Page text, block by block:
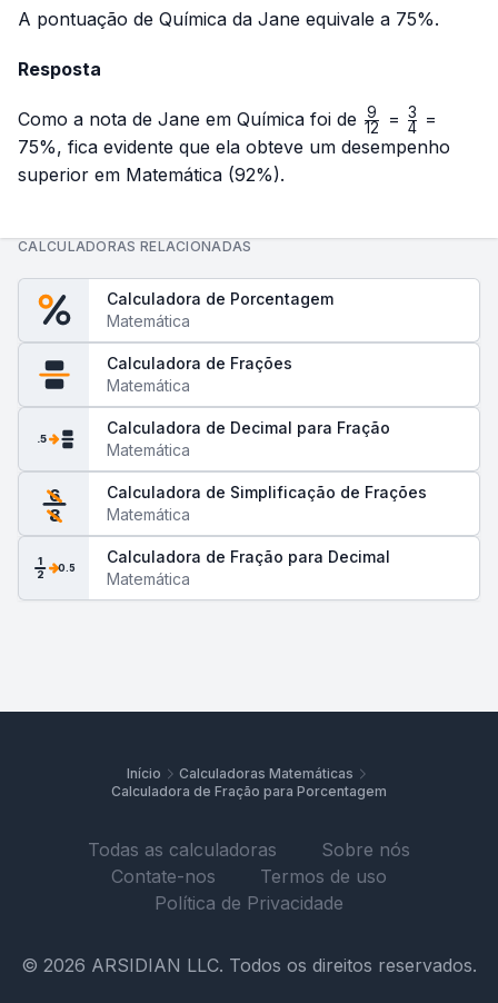
A pontuação de Química da Jane equivale a 75%.
Resposta
Como a nota de Jane em Química foi de \frac{9}
{12}
12
9 = \frac{3}
{4}
4
3
=
75%, fica evidente que ela obteve um desempenho
superior em Matemática (92%).
CALCULADORAS RELACIONADAS
Calculadora de Porcentagem
Matemática
Calculadora de Frações
Matemática
.5
Calculadora de Decimal para Fração
Matemática
6
8
Calculadora de Simplificação de Frações
Matemática
1
2 0.5
Calculadora de Fração para Decimal
Matemática
Início
Calculadoras Matemáticas
Calculadora de Fração para Porcentagem
Todas as calculadoras
Sobre nós
Contate-nos
Termos de uso
Política de Privacidade
© 2026 ARSIDIAN LLC. Todos os direitos reservados.